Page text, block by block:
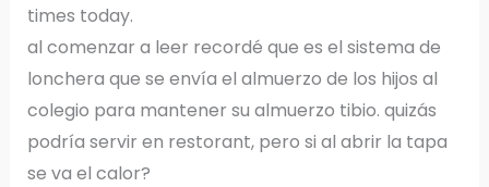
times today.
al comenzar a leer recordé que es el sistema de
lonchera que se envía el almuerzo de los hijos al
colegio para mantener su almuerzo tibio. quizás
podría servir en restorant, pero si al abrir la tapa
se va el calor?